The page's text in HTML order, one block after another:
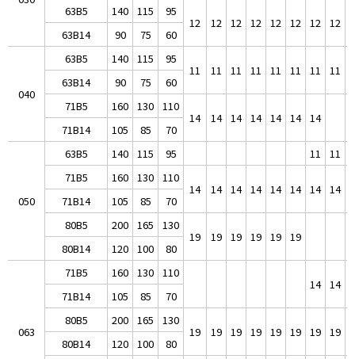
63B5 140 115 95
12 12 12 12 12 12 12 12
63B14 90 75 60
040
63B5 140 115 95
11 11 11 11 11 11 11 11
63B14 90 75
60
71B5
160 130 110
14 14 14 14 14 14 14
71B14 105 85 70
050
63B5 140 115 95 11 11
71B5
160 130 110
14 14 14 14 14 14 14 14
71B14 105 85
70
80B5
200 165 130
19 19 19 19 19 19
80B14 120 100 80
063
71B5 160 130 110
14 14
71B14 105 85
70
80B5
200 165 130
19 19 19 19 19 19 19 19
80B14 120 100
80